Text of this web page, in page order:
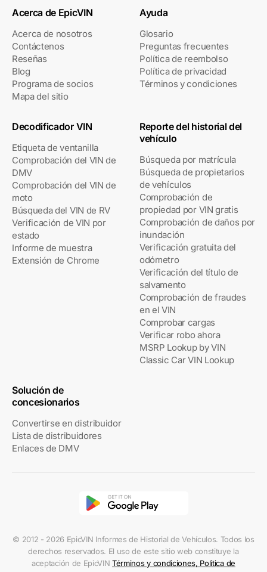
Acerca de EpicVIN
Acerca de nosotros
Contáctenos
Reseñas
Blog
Programa de socios
Mapa del sitio
Ayuda
Glosario
Preguntas frecuentes
Política de reembolso
Política de privacidad
Términos y condiciones
Decodificador VIN
Etiqueta de ventanilla
Comprobación del VIN de
DMV
Comprobación del VIN de
moto
Búsqueda del VIN de RV
Verificación de VIN por
estado
Informe de muestra
Extensión de Chrome
Reporte del historial del
vehículo
Búsqueda por matrícula
Búsqueda de propietarios
de vehículos
Comprobación de
propiedad por VIN gratis
Comprobación de daños por
inundación
Verificación gratuita del
odómetro
Verificación del título de
salvamento
Comprobación de fraudes
en el VIN
Comprobar cargas
Verificar robo ahora
MSRP Lookup by VIN
Classic Car VIN Lookup
Solución de
concesionarios
Convertirse en distribuidor
Lista de distribuidores
Enlaces de DMV
© 2012 - 2026 EpicVIN Informes de Historial de Vehículos. Todos los
derechos reservados. El uso de este sitio web constituye la
aceptación de EpicVINTérminos y condiciones, Política de